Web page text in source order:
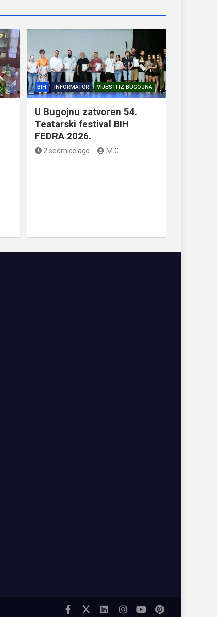
BIH INFORMATOR VIJESTI IZ BUGOJNA
U Bugojnu zatvoren 54.
Teatarski festival BIH
FEDRA 2026.
2 sedmice ago M.G.